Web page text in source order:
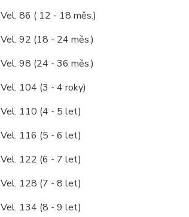
Vel. 86 ( 12 - 18 měs.)
Vel. 92 (18 - 24 měs.)
Vel. 98 (24 - 36 měs.)
Vel. 104 (3 - 4 roky)
Vel. 110 (4 - 5 let)
Vel. 116 (5 - 6 let)
Vel. 122 (6 - 7 let)
Vel. 128 (7 - 8 let)
Vel. 134 (8 - 9 let)